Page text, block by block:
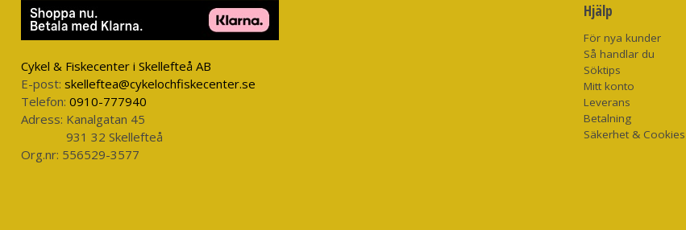
Cykel & Fiskecenter i Skellefteå AB
E-post: skelleftea@cykelochfiskecenter.se
Telefon: 0910-777940
Adress: Kanalgatan 45
931 32 Skellefteå
Org.nr: 556529-3577
Hjälp
För nya kunder
Så handlar du
Söktips
Mitt konto
Leverans
Betalning
Säkerhet & Cookies